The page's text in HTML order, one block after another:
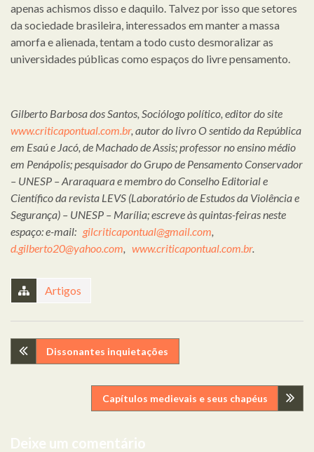
apenas achismos disso e daquilo. Talvez por isso que setores
da sociedade brasileira, interessados em manter a massa
amorfa e alienada, tentam a todo custo desmoralizar as
universidades públicas como espaços do livre pensamento.
Gilberto Barbosa dos Santos, Sociólogo político, editor do site
www.criticapontual.com.br, autor do livro O sentido da República
em Esaú e Jacó, de Machado de Assis; professor no ensino médio
em Penápolis; pesquisador do Grupo de Pensamento Conservador
– UNESP – Araraquara e membro do Conselho Editorial e
Científico da revista LEVS (Laboratório de Estudos da Violência e
Segurança) – UNESP – Marília; escreve às quintas-feiras neste
espaço: e-mail: gilcriticapontual@gmail.com
d.gilberto20@yahoo.com
www.criticapontual.com.br.
Artigos
Navegação
Dissonantes inquietações
Capítulos medievais e seus chapéus
Deixe um comentário